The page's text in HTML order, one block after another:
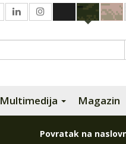
Multimedija Magazin
Povratak na